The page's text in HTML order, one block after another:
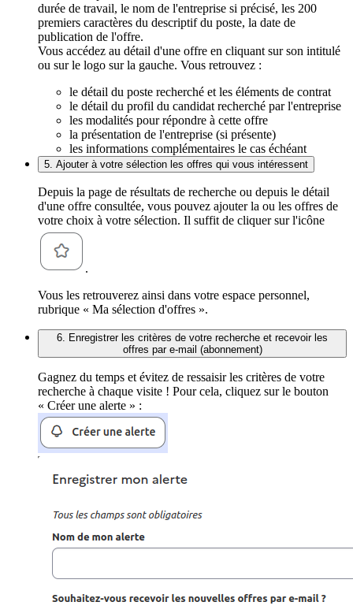
durée de travail, le nom de l'entreprise si précisé, les 200
premiers caractères du descriptif du poste, la date de
publication de l'offre.
Vous accédez au détail d'une offre en cliquant sur son intitulé
ou sur le logo sur la gauche. Vous retrouvez :
le détail du poste recherché et les éléments de contrat
le détail du profil du candidat recherché par l'entreprise
les modalités pour répondre à cette offre
la présentation de l'entreprise (si présente)
les informations complémentaires le cas échéant
5. Ajouter à votre sélection les offres qui vous intéressent
Depuis la page de résultats de recherche ou depuis le détail
d'une offre consultée, vous pouvez ajouter la ou les offres de
votre choix à votre sélection. Il suffit de cliquer sur l'icône
.
Vous les retrouverez ainsi dans votre espace personnel,
rubrique « Ma sélection d'offres ».
6. Enregistrer les critères de votre recherche et recevoir les
offres par e-mail (abonnement)
Gagnez du temps et évitez de ressaisir les critères de votre
recherche à chaque visite ! Pour cela, cliquez sur le bouton
« Créer une alerte » :